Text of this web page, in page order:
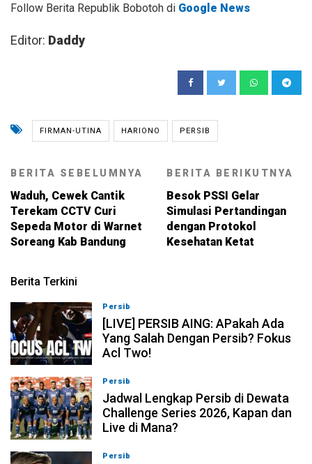
Follow Berita Republik Bobotoh di Google News
Editor: Daddy
FIRMAN-UTINA HARIONO PERSIB
BERITA SEBELUMNYA
Waduh, Cewek Cantik
Terekam CCTV Curi
Sepeda Motor di Warnet
Soreang Kab Bandung
BERITA BERIKUTNYA
Besok PSSI Gelar
Simulasi Pertandingan
dengan Protokol
Kesehatan Ketat
Berita Terkini
Persib
[LIVE] PERSIB AING: APakah Ada
Yang Salah Dengan Persib? Fokus
Acl Two!
Persib
Jadwal Lengkap Persib di Dewata
Challenge Series 2026, Kapan dan
Live di Mana?
Persib